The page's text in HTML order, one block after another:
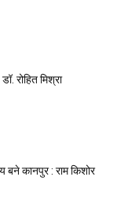
रोहित मिश्रा
कानपुर : राम किशोर